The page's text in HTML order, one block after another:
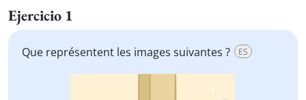
Ejercicio 1
Que représentent les images suivantes ? ES